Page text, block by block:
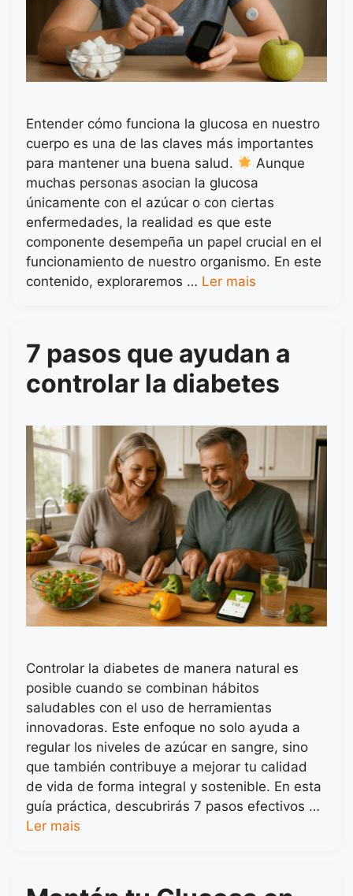
Entender cómo funciona la glucosa en nuestro
cuerpo es una de las claves más importantes
para mantener una buena salud.
Aunque
muchas personas asocian la glucosa
únicamente con el azúcar o con ciertas
enfermedades, la realidad es que este
componente desempeña un papel crucial en el
funcionamiento de nuestro organismo. En este
contenido, exploraremos … Ler mais
7 pasos que ayudan a
controlar la diabetes
Controlar la diabetes de manera natural es
posible cuando se combinan hábitos
saludables con el uso de herramientas
innovadoras. Este enfoque no solo ayuda a
regular los niveles de azúcar en sangre, sino
que también contribuye a mejorar tu calidad
de vida de forma integral y sostenible. En esta
guía práctica, descubrirás 7 pasos efectivos …
Ler mais